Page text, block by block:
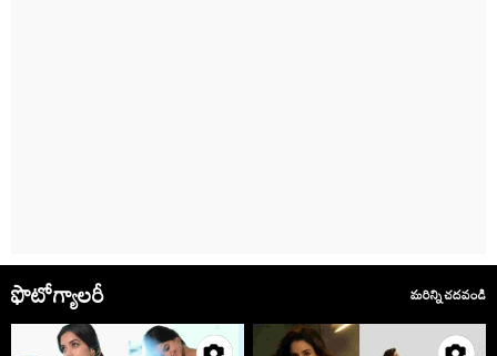
ఫొటోగ్యాలరీ మరిన్ని చదవండి